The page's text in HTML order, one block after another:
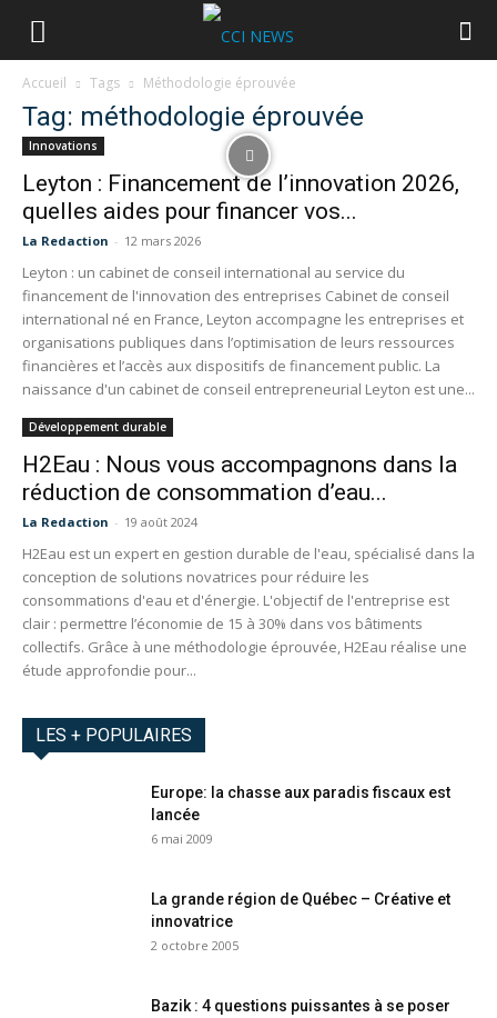
Accueil Tags Méthodologie éprouvée
Tag: méthodologie éprouvée
Innovations
Leyton : Financement de l’innovation 2026,
quelles aides pour financer vos...
La Redaction - 12 mars 2026
Leyton : un cabinet de conseil international au service du
financement de l'innovation des entreprises Cabinet de conseil
international né en France, Leyton accompagne les entreprises et
organisations publiques dans l’optimisation de leurs ressources
financières et l’accès aux dispositifs de financement public. La
naissance d'un cabinet de conseil entrepreneurial Leyton est une...
Développement durable
H2Eau : Nous vous accompagnons dans la
réduction de consommation d’eau...
La Redaction - 19 août 2024
H2Eau est un expert en gestion durable de l'eau, spécialisé dans la
conception de solutions novatrices pour réduire les
consommations d'eau et d'énergie. L'objectif de l'entreprise est
clair : permettre l’économie de 15 à 30% dans vos bâtiments
collectifs. Grâce à une méthodologie éprouvée, H2Eau réalise une
étude approfondie pour...
LES + POPULAIRES
Europe: la chasse aux paradis fiscaux est
lancée
6 mai 2009
La grande région de Québec – Créative et
innovatrice
2 octobre 2005
Bazik : 4 questions puissantes à se poser